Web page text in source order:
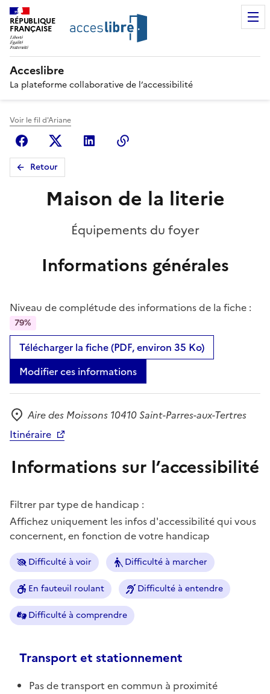
RÉPUBLIQUE
FRANÇAISE
Acceslibre
La plateforme collaborative de l’accessibilité
Voir le fil d'Ariane
FacebookX (anciennement Twitter)
Linkedin
Retour
Maison de la literie
Équipements du foyer
Informations générales
Niveau de complétude des informations de la fiche :
79%
Télécharger la fiche (PDF, environ 35 Ko)
Modifier ces informations
Adresse
Aire des Moissons 10410 Saint-Parres-aux-Tertres
Itinéraire
Informations sur l’accessibilité
Filtrer par type de handicap :
Affichez uniquement les infos d'accessibilité qui vous
concernent, en fonction de votre handicap
Difficulté à voir Difficulté à marcher
En fauteuil roulant Difficulté à entendre
Difficulté à comprendre
Transport et stationnement
Pas de transport en commun à proximité